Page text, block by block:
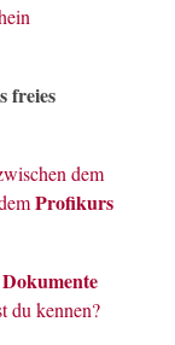
freies
dem
Profikurs
du kennen?